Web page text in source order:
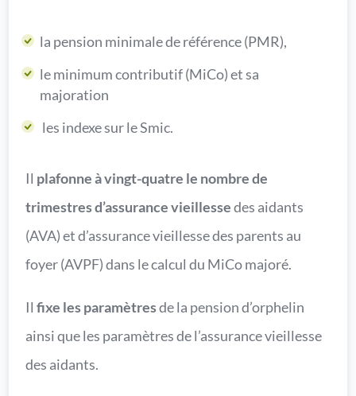
la pension minimale de référence (PMR),
le minimum contributif (MiCo) et sa
majoration
les indexe sur le Smic.
Il plafonne à vingt-quatre le nombre de
trimestres d’assurance vieillessedes aidants
(AVA) et d’assurance vieillesse des parents au
foyer (AVPF) dans le calcul du MiCo majoré.
Ilfixe les paramètresde la pension d’orphelin
ainsi que les paramètres de l’assurance vieillesse
des aidants.